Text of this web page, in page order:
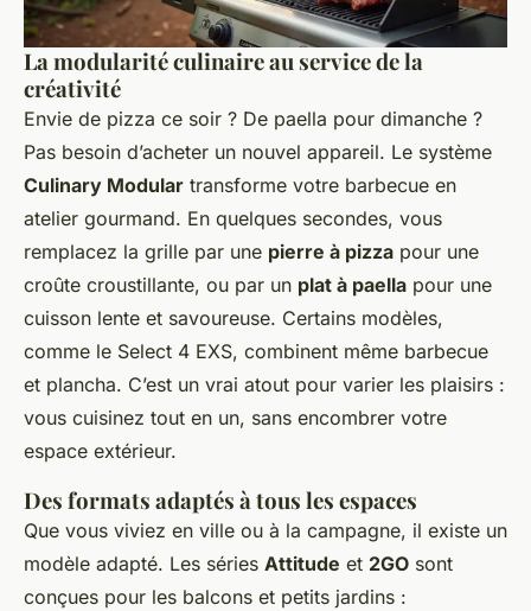
La modularité culinaire au service de la
créativité
Envie de pizza ce soir ? De paella pour dimanche ?
Pas besoin d’acheter un nouvel appareil. Le système
Culinary Modular transforme votre barbecue en
atelier gourmand. En quelques secondes, vous
remplacez la grille par une pierre à pizza pour une
croûte croustillante, ou par un plat à paella pour une
cuisson lente et savoureuse. Certains modèles,
comme le Select 4 EXS, combinent même barbecue
et plancha. C’est un vrai atout pour varier les plaisirs :
vous cuisinez tout en un, sans encombrer votre
espace extérieur.
Des formats adaptés à tous les espaces
Que vous viviez en ville ou à la campagne, il existe un
modèle adapté. Les séries Attitude et 2GO sont
conçues pour les balcons et petits jardins :